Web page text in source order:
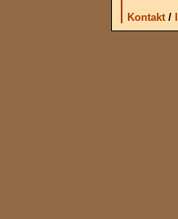
Kontakt/